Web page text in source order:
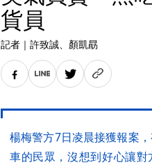
貨員
記者 ｜ 許致誠 、顏凱勗
楊梅警方7日凌晨接獲報案
車的民眾，沒想到好心讓